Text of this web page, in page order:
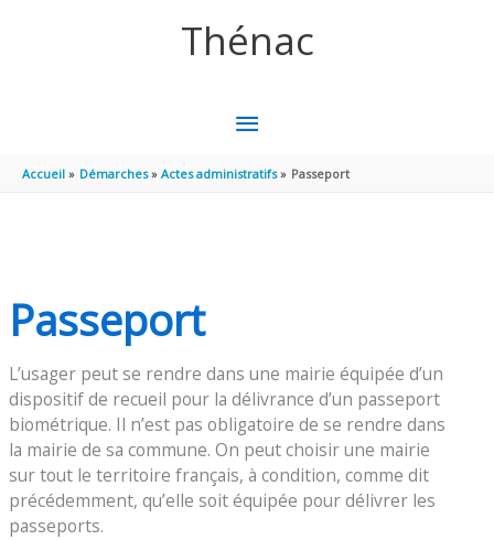
Thénac
MENU
PRINCIPAL
Accueil Démarches Actes administratifs Passeport
Passeport
L’usager peut se rendre dans une mairie équipée d’un
dispositif de recueil pour la délivrance d’un passeport
biométrique. Il n’est pas obligatoire de se rendre dans
la mairie de sa commune. On peut choisir une mairie
sur tout le territoire français, à condition, comme dit
précédemment, qu’elle soit équipée pour délivrer les
passeports.